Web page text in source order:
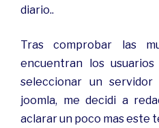
diario..
Tras comprobar las
encuentran los
seleccionar un
joomla, me decidi a
aclarar un poco mas este